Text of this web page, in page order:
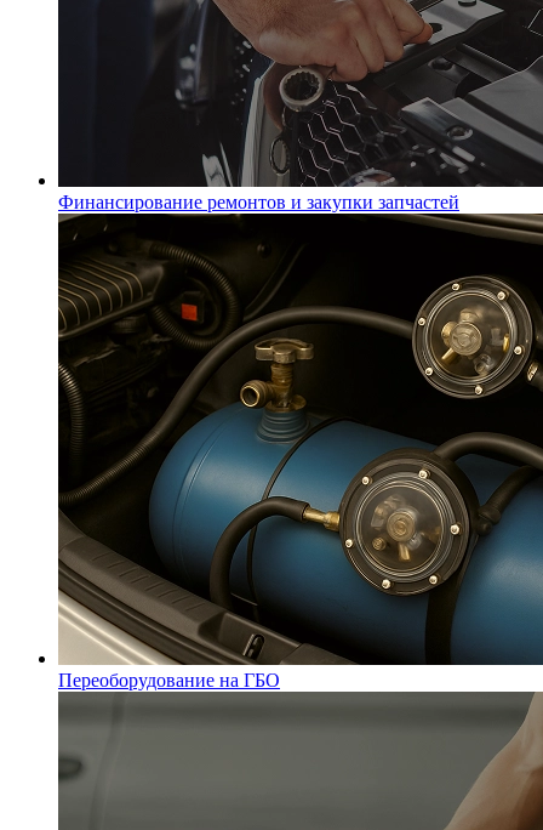
Финансирование ремонтов и закупки запчастей
Переоборудование на ГБО